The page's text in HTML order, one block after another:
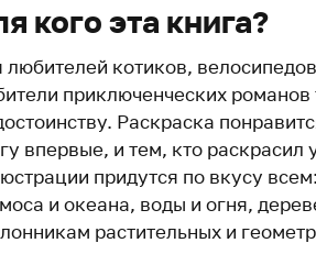
кого эта книга?
любителей котиков,
приключенческих
Раскраска
впервые, и тем, кто
придутся по вкусу
и океана, воды и огня,
растительных и